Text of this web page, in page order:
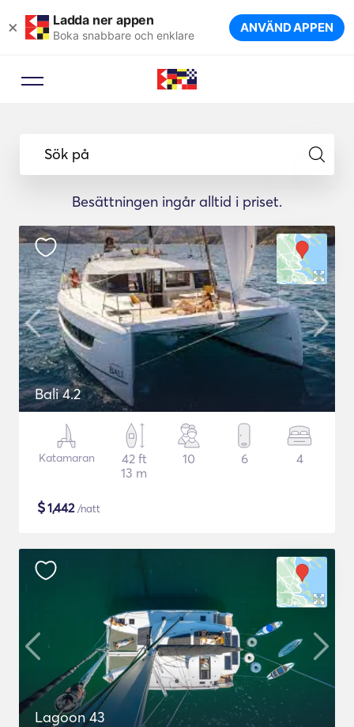
× Ladda ner appen
Boka snabbare och enklare ANVÄND APPEN
Sök på
Besättningen ingår alltid i priset.
Bali 4.2
Katamaran
42 ft
13 m
10 6 4
$1,442/natt
Lagoon 43